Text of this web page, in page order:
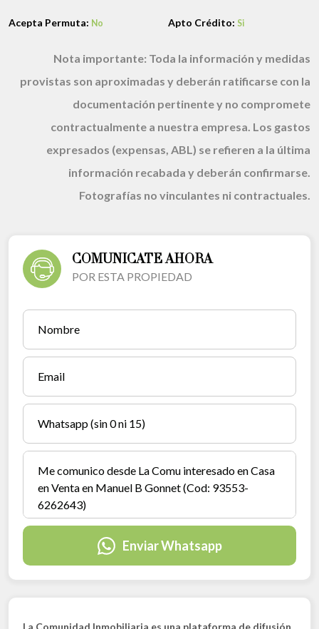
Acepta Permuta: No Apto Crédito: Si
Nota importante: Toda la información y medidas
provistas son aproximadas y deberán ratificarse con la
documentación pertinente y no compromete
contractualmente a nuestra empresa. Los gastos
expresados (expensas, ABL) se refieren a la última
información recabada y deberán confirmarse.
Fotografías no vinculantes ni contractuales.
COMUNICATE AHORA
POR ESTA PROPIEDAD
Enviar Whatsapp